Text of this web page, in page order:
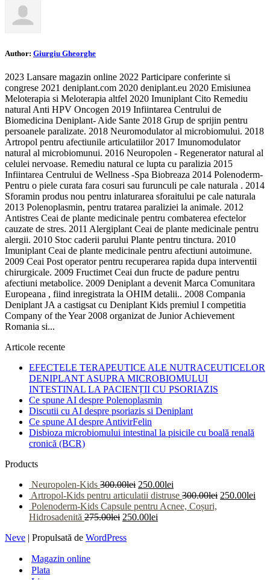
Author: Giurgiu Gheorghe
2023 Lansare magazin online 2022 Participare conferinte si
congrese 2021 deniplant.com 2020 deniplant.eu 2020 Emisiunea
Meloterapia si Meloterapia altfel 2020 Imuniplant Cito Remediu
natural Anti HPV Oncogen 2019 Infiintarea Centrului de
Biomedicina Deniplant- Aide Sante 2018 Grup de sprijin pentru
persoanele paralizate. 2018 Neuromodulator al microbiomului. 2018
Artropol pentru afectiunile articulatiilor 2017 Imunomodulator
natural al microbiomunui. 2016 Neuropolen - Regenerator natural al
celulei nervoase. Remediu natural ce lupta cu paralizia 2015
Infiintarea Centrului de Wellness -Spa Biobreaza 2014 Polenoderm-
Pentru o piele curata fara cosuri sau furunculi pe cale naturala . 2014
Sforamin produs nou pentru inlaturarea sforaitului pe cale naturala
2013 Polenoplasmin, pentru tratarea paraliziei la animale. 2012
Antistres Ceai de plante medicinale pentru combaterea efectelor
cauzate de stres. 2011 Alergiplant Ceai de plante medicinale pentru
alergii. 2010 Stoc caderii parului Plante pentru tinctura. 2010
Imuniplant Ceai de plante medicinale pentru afectiuni autoimune.
2009 Ceai Post operator pentru recuperarea rapida dupa interventii
chirurgicale. 2009 Fructimet Ceai dun fructe de padure pentru
afectiuni metabolice. 2009 Deniplant a devenit Marca Comunitara
Europeana , fiind inregistrata la OHIM detalii.. 2008 Compania
Deniplant JA a castigsat cu Deniplant Kids premiul I competitia
Company of the Year 2008 organizat de Junior Achievement
Romania si...
Articole recente
EFECTELE TERAPEUTICE ALE NUTRACEUTICELOR
DENIPLANT ASUPRA MICROBIOMULUI
INTESTINAL LA PACIENȚII CU PSORIAZIS
Ce spune AI despre Polenoplasmin
Discutii cu AI despre psoriazis si Deniplant
Ce spune AI despre AntivirFelin
Disbioza microbiomului intestinal la pisicile cu boală renală
cronică (BCR)
Products
Neuropolen-Kids 300.00lei 250.00lei
Artropol-Kids pentru articulatii distruse 300.00lei 250.00lei
Polenoderm-Kids Capsule pentru Acnee, Coșuri,
Hidrosadenită 275.00lei 250.00lei
Neve | Propulsată de WordPress
Magazin online
Plata